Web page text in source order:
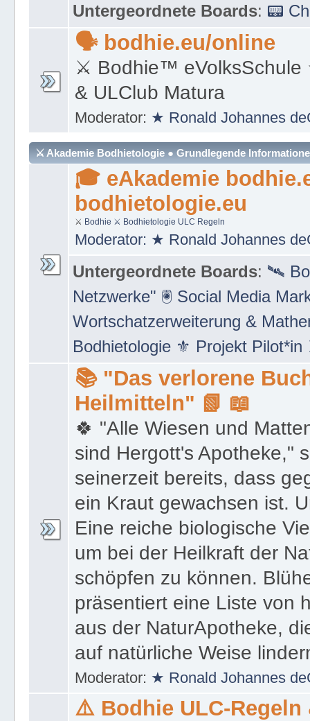
Untergeordnete Boards: 📟
🗣 bodhie.eu/online
⚔ Bodhie™
& ULClub Matura
Moderator: ★ Ronald Johannes
⚔ Akademie Bodhietologie ● Grundlegende
🎓 eAkademie
bodhietologie.eu
⚔ Bodhie ⚔ Bodhietologie ULC Regeln
Moderator: ★ Ronald Johannes
Untergeordnete Boards: 🛰
Netzwerke" 🖲 Social Media
Wortschatzerweiterung &
Bodhietologie ⚜ Projekt
📚 "Das verlorene
Heilmitteln" 📗 📖
🍀 "Alle Wiesen und
sind Hergott's Apotheke,"
seinerzeit bereits, dass
ein Kraut gewachsen ist.
Eine reiche biologische
um bei der Heilkraft der
schöpfen zu können.
präsentiert eine Liste von
aus der NaturApotheke,
auf natürliche Weise
Moderator: ★ Ronald Johannes
⚠️ Bodhie ULC-Regeln